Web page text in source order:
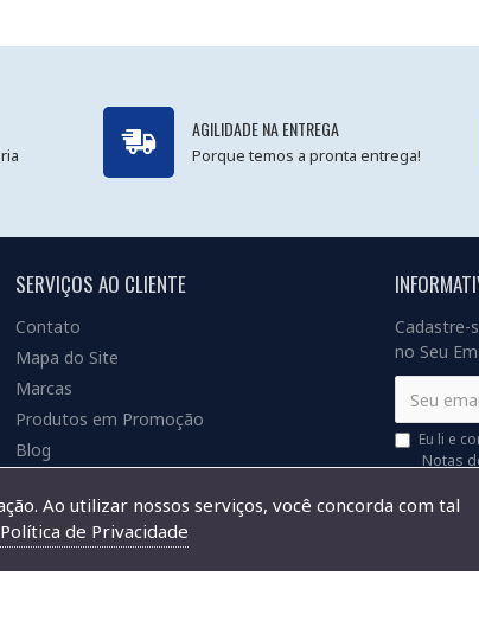
AGILIDADE NA ENTREGA
Porque temos a pronta entrega!
SERVIÇOS AO CLIENTE
Contato
Mapa do Site
Marcas
Produtos em Promoção
Blog
Cadastre-
no Seu
Eu li e
Notas
Ao utilizar nossos serviços, você concorda com tal
Política de Privacidade